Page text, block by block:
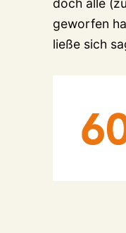
doch alle
geworfen
ließe sich